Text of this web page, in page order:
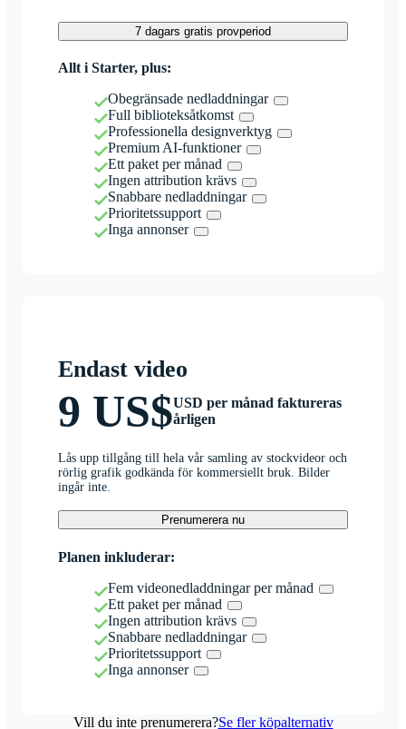
7 dagars gratis provperiod
Allt i Starter, plus:
Obegränsade nedladdningar
Full biblioteksåtkomst
Professionella designverktyg
Premium AI-funktioner
Ett paket per månad
Ingen attribution krävs
Snabbare nedladdningar
Prioritetssupport
Inga annonser
Endast video
9 US$USD per månad faktureras
årligen
Lås upp tillgång till hela vår samling av stockvideor och
rörlig grafik godkända för kommersiellt bruk. Bilder
ingår inte.
Prenumerera nu
Planen inkluderar:
Fem videonedladdningar per månad
Ett paket per månad
Ingen attribution krävs
Snabbare nedladdningar
Prioritetssupport
Inga annonser
Vill du inte prenumerera?Se fler köpalternativ